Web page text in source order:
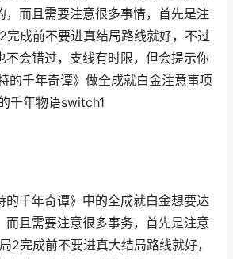
，而且需要注意很多事情，首先是注
完成前不要进真结局路线就好，不过
不会错过，支线有时限，但会提示你
的千年奇谭》做全成就白金注意事项
千年物语switch1
的千年奇谭》中的全成就白金想要达
而且需要注意很多事务，首先是注意
2完成前不要进真大结局路线就好，